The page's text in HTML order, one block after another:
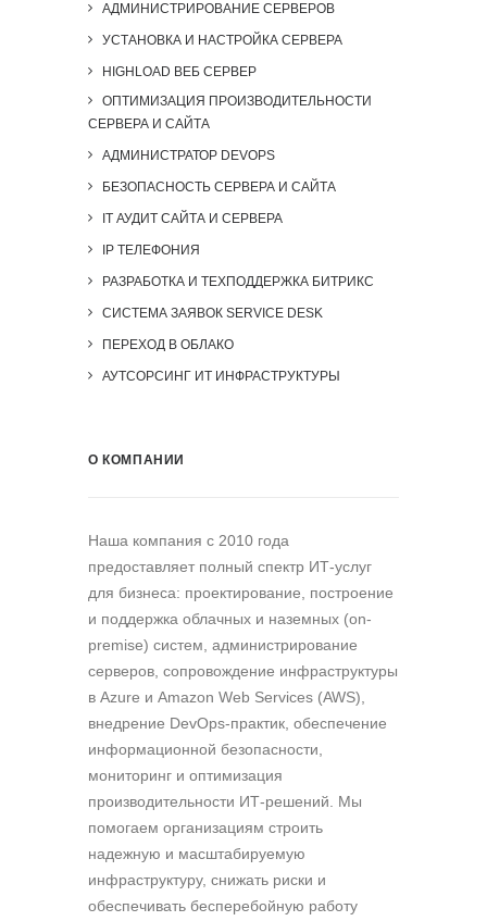
АДМИНИСТРИРОВАНИЕ СЕРВЕРОВ
УСТАНОВКА И НАСТРОЙКА СЕРВЕРА
HIGHLOAD ВЕБ СЕРВЕР
ОПТИМИЗАЦИЯ ПРОИЗВОДИТЕЛЬНОСТИ
СЕРВЕРА И САЙТА
АДМИНИСТРАТОР DEVOPS
БЕЗОПАСНОСТЬ СЕРВЕРА И САЙТА
IT АУДИТ САЙТА И СЕРВЕРА
IP ТЕЛЕФОНИЯ
РАЗРАБОТКА И ТЕХПОДДЕРЖКА БИТРИКС
СИСТЕМА ЗАЯВОК SERVICE DESK
ПЕРЕХОД В ОБЛАКО
АУТСОРСИНГ ИТ ИНФРАСТРУКТУРЫ
О КОМПАНИИ
Наша компания c 2010 года
предоставляет полный спектр ИТ-услуг
для бизнеса: проектирование, построение
и поддержка облачных и наземных (on-
premise) систем, администрирование
серверов, сопровождение инфраструктуры
в Azure и Amazon Web Services (AWS),
внедрение DevOps-практик, обеспечение
информационной безопасности,
мониторинг и оптимизация
производительности ИТ-решений. Мы
помогаем организациям строить
надежную и масштабируемую
инфраструктуру, снижать риски и
обеспечивать бесперебойную работу